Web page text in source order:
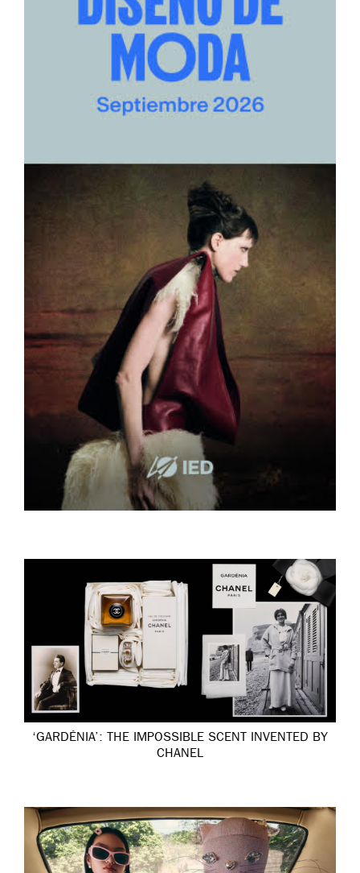
‘GARDÉNIA’: THE IMPOSSIBLE SCENT INVENTED BY
CHANEL